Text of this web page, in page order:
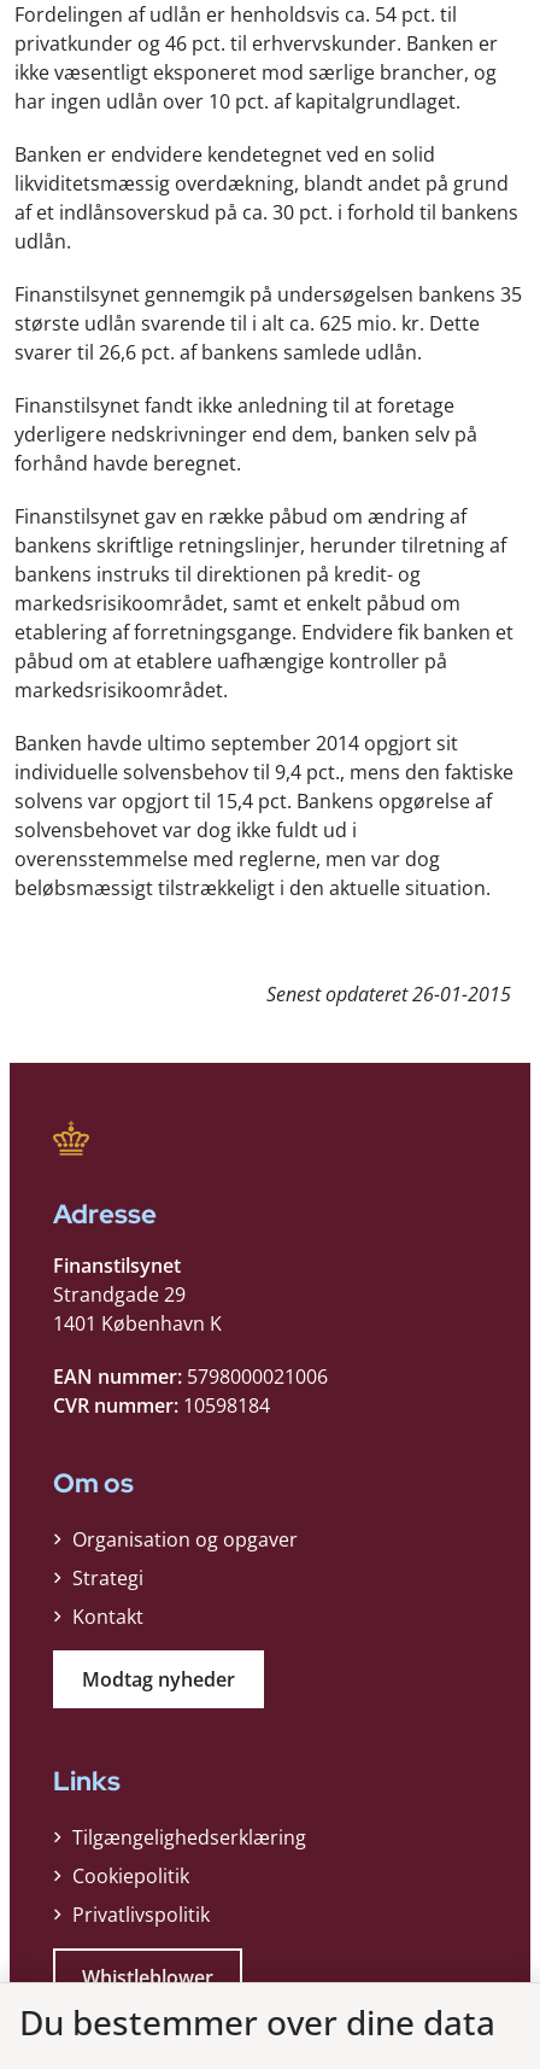
Fordelingen af udlån er henholdsvis ca. 54 pct. til
privatkunder og 46 pct. til erhvervskunder. Banken er
ikke væsentligt eksponeret mod særlige brancher, og
har ingen udlån over 10 pct. af kapitalgrundlaget.
Banken er endvidere kendetegnet ved en solid
likviditetsmæssig overdækning, blandt andet på grund
af et indlånsoverskud på ca. 30 pct. i forhold til bankens
udlån.
Finanstilsynet gennemgik på undersøgelsen bankens 35
største udlån svarende til i alt ca. 625 mio. kr. Dette
svarer til 26,6 pct. af bankens samlede udlån.
Finanstilsynet fandt ikke anledning til at foretage
yderligere nedskrivninger end dem, banken selv på
forhånd havde beregnet.
Finanstilsynet gav en række påbud om ændring af
bankens skriftlige retningslinjer, herunder tilretning af
bankens instruks til direktionen på kredit- og
markedsrisikoområdet, samt et enkelt påbud om
etablering af forretningsgange. Endvidere fik banken et
påbud om at etablere uafhængige kontroller på
markedsrisikoområdet.
Banken havde ultimo september 2014 opgjort sit
individuelle solvensbehov til 9,4 pct., mens den faktiske
solvens var opgjort til 15,4 pct. Bankens opgørelse af
solvensbehovet var dog ikke fuldt ud i
overensstemmelse med reglerne, men var dog
beløbsmæssigt tilstrækkeligt i den aktuelle situation.
Senest opdateret26-01-2015
Adresse
Finanstilsynet
Strandgade 29
1401 København K
EAN nummer: 5798000021006
CVR nummer: 10598184
Om os
Organisation og opgaver
Strategi
Kontakt
Modtag nyheder
Links
Tilgængelighedserklæring
Cookiepolitik
Privatlivspolitik
Whistleblower
Du bestemmer over dine data